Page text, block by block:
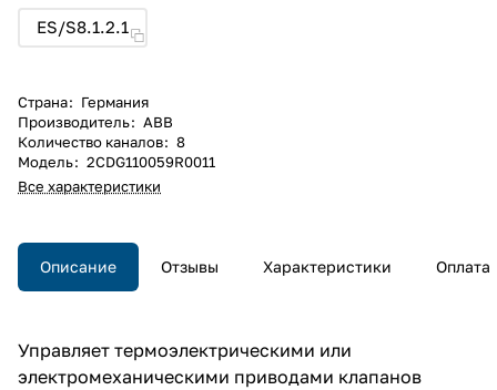
ES/S8.1.2.1
Страна: Германия
Производитель: ABB
Количество каналов: 8
Модель: 2CDG110059R0011
Все характеристики
Описание Отзывы Характеристики Оплата
Управляет термоэлектрическими или
электромеханическими приводами клапанов